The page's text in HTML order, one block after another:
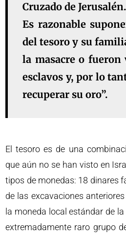
Cruzado de Jerusalén.
Es razonable
del tesoro y su
la masacre o fueron
esclavos y, por lo
recuperar su oro”.
El tesoro es de una
que aún no se han visto en
tipos de monedas: 18 dinares
de las excavaciones
la moneda local estándar de
extremadamente raro grupo